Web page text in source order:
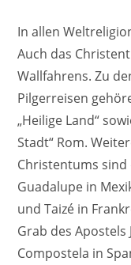
In allen
Auch das
Wallfahrens. Zu
Pilgerreisen
„Heilige Land“
Stadt“ Rom.
Christentums sind
Guadalupe in
und Taizé in
Grab des Apostels
Compostela in